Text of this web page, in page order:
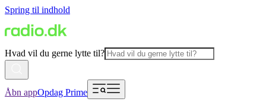
Spring til indhold
Hvad vil du gerne lytte til?
Åbn appOpdag Prime